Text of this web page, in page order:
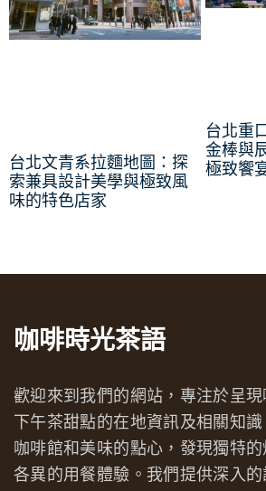
台北文青系拉麵地圖：探
索兼具設計美學與極致風
味的特色店家
台北重
金棒與
極致饗
咖啡時光茶語
歡迎來到我們的網站，專注於呈
下午茶甜點的在地資訊及相關知
咖啡館和美味的點心，發現獨特
各異的用餐體驗。我們提供深入